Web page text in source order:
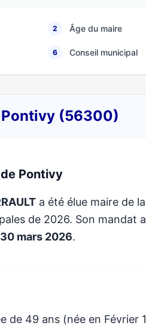
2 Âge du maire
6 Conseil municipal
(56300)
Pontivy
a été élue maire de
de 2026. Son mandat
30 mars 2026.
de 49 ans (née en Février